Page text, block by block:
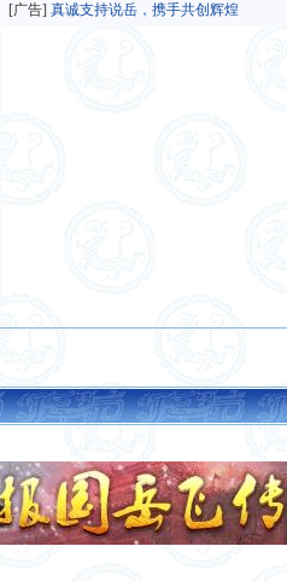
[广告]真诚支持说岳，携手共创辉煌